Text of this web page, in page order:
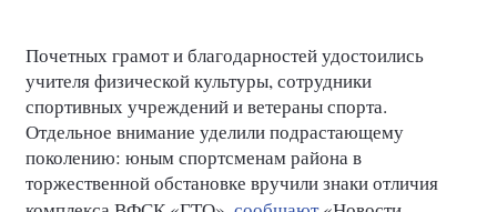
Почетных грамот и благодарностей удостоились
учителя физической культуры, сотрудники
спортивных учреждений и ветераны спорта.
Отдельное внимание уделили подрастающему
поколению: юным спортсменам района в
торжественной обстановке вручили знаки отличия